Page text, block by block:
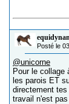
Posté le
@unicorne
Pour le collage
les parois ET
directement
travail n'est